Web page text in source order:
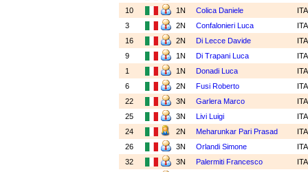
10
1N Colica Daniele
3
2N Confalonieri Luca
16
2N Di Lecce Davide
9
1N Di Trapani Luca
1
1N Donadi Luca
6
2N Fusi Roberto
22
3N Garlera Marco
25
3N Livi Luigi
24
2N Meharunkar Pari Prasad
26
3N Orlandi Simone
32
3N Palermiti Francesco